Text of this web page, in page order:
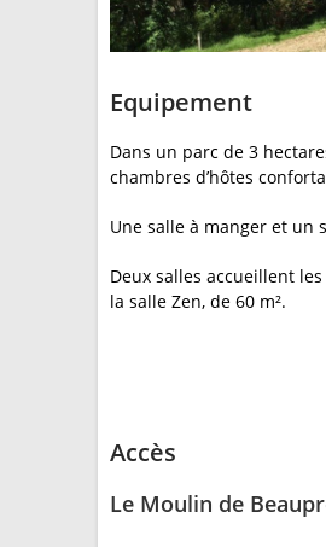
Equipement
Dans un parc de 3
chambres d’hôtes
Une salle à manger et un
Deux salles accueillent
la salle Zen, de 60 m².
Accès
Le Moulin de